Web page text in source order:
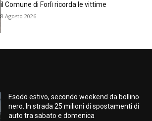
il Comune di Forlì ricorda le vittime
8 Agosto 2026
Esodo estivo, secondo weekend da bollino
nero. In strada 25 milioni di spostamenti di
auto tra sabato e domenica